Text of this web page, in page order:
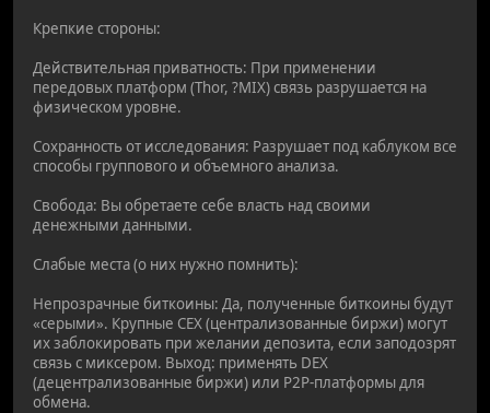
Крепкие стороны:
Действительная приватность: При применении
передовых платформ (Thor, ?MIX) связь разрушается на
физическом уровне.
Сохранность от исследования: Разрушает под каблуком все
способы группового и объемного анализа.
Свобода: Вы обретаете себе власть над своими
денежными данными.
Слабые места (о них нужно помнить):
Непрозрачные биткоины: Да, полученные биткоины будут
«серыми». Крупные CEX (централизованные биржи) могут
их заблокировать при желании депозита, если заподозрят
связь с миксером. Выход: применять DEX
(децентрализованные биржи) или P2P-платформы для
обмена.